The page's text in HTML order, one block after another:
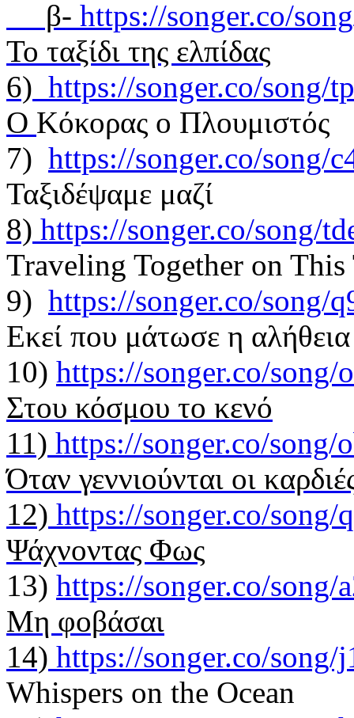
β- https://songer.co/
Το ταξίδι της ελπίδας
6) https://songer.co/song/
O Kόκορας ο Πλουμιστός
7) https://songer.co/song/
Ταξιδέψαμε μαζί
8) https://songer.co/song/
Traveling Together on
9) https://songer.co/song/
Εκεί που μάτωσε η αλήθεια
10) https://songer.co/
Στου κόσμου το κενό
11) https://songer.co/
Όταν γεννιούνται οι
12) https://songer.co/
Ψάχνοντας Φως
13) https://songer.co/
Μη φοβάσαι
14) https://songer.co/
Whispers on the Ocean